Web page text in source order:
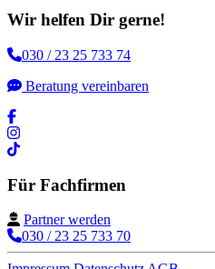
Wir helfen Dir gerne!
030 / 23 25 733 74
Beratung vereinbaren
Für Fachfirmen
Partner werden
030 / 23 25 733 70